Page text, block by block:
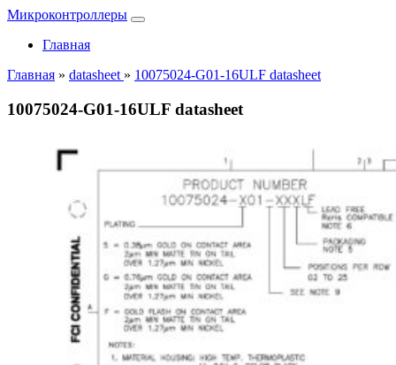
Микроконтроллеры
Главная
Главная » datasheet » 10075024-G01-16ULF datasheet
10075024-G01-16ULF datasheet